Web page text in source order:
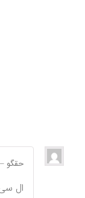
حقگو –
ال